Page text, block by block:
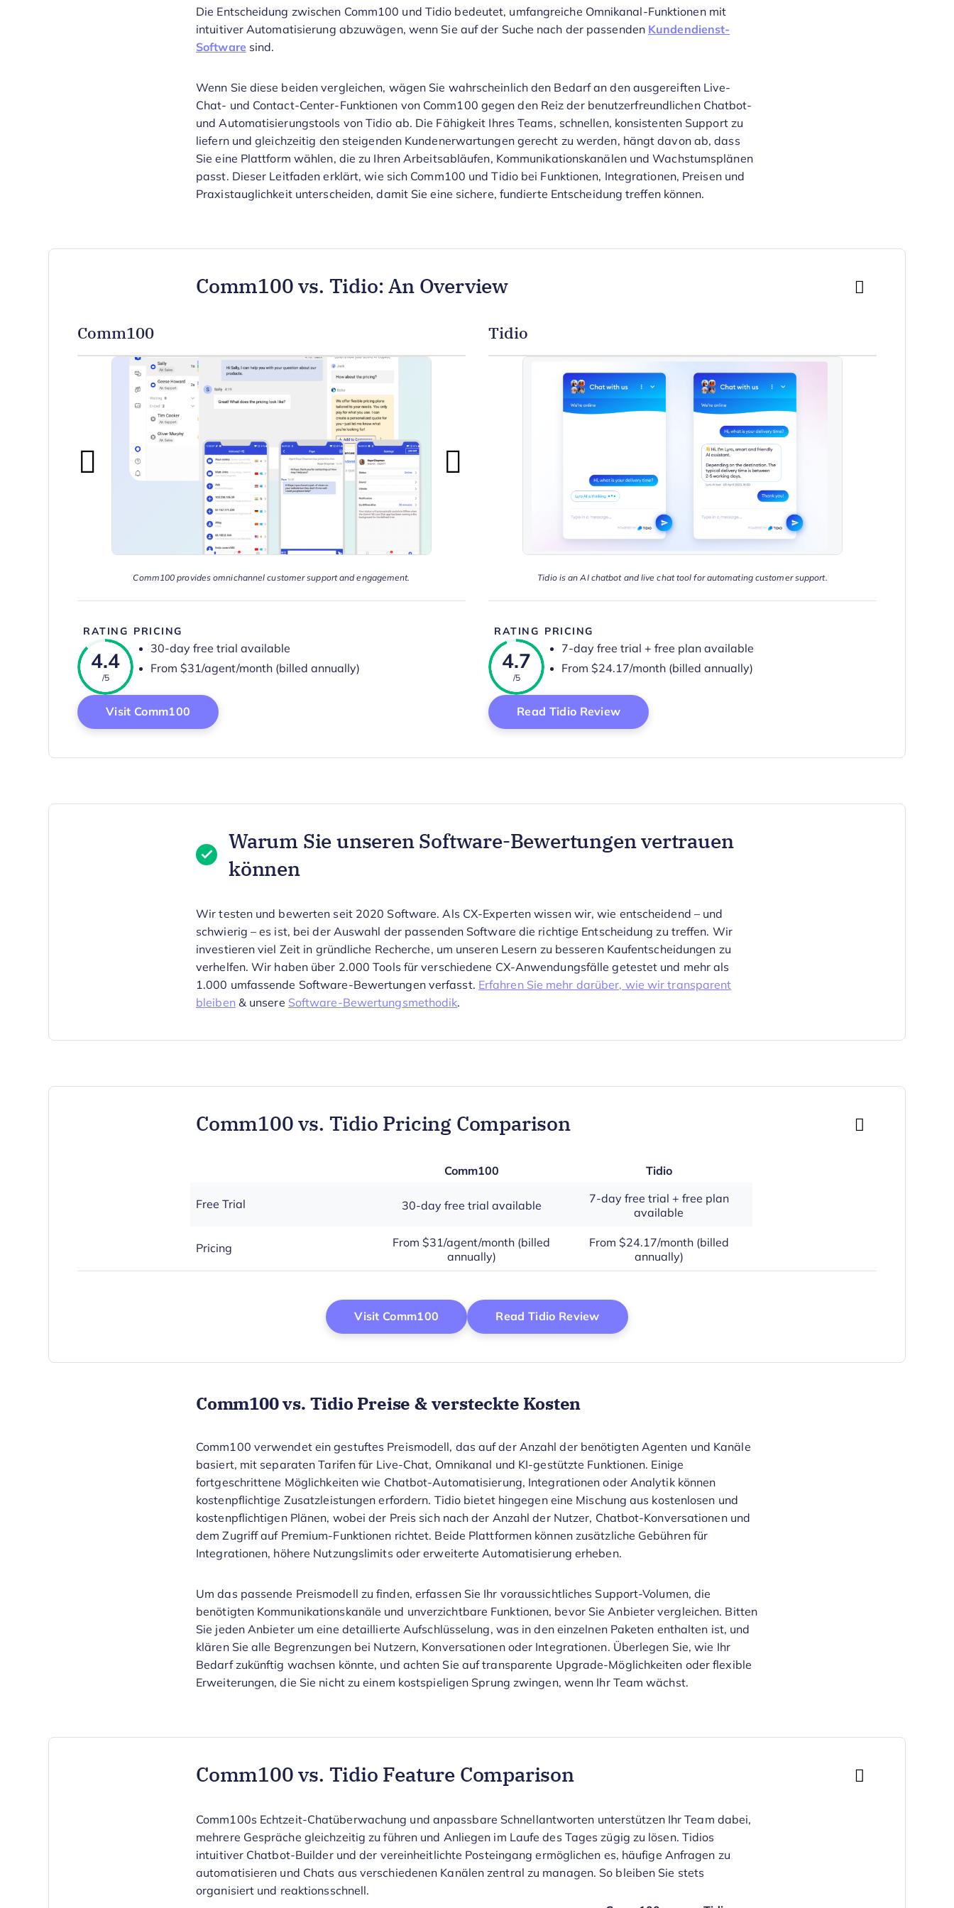
Die Entscheidung zwischen Comm100 und Tidio bedeutet, umfangreiche Omnikanal-Funktionen mit
intuitiver Automatisierung abzuwägen, wenn Sie auf der Suche nach der passenden Kundendienst-
Software sind.
Wenn Sie diese beiden vergleichen, wägen Sie wahrscheinlich den Bedarf an den ausgereiften Live-
Chat- und Contact-Center-Funktionen von Comm100 gegen den Reiz der benutzerfreundlichen Chatbot-
und Automatisierungstools von Tidio ab. Die Fähigkeit Ihres Teams, schnellen, konsistenten Support zu
liefern und gleichzeitig den steigenden Kundenerwartungen gerecht zu werden, hängt davon ab, dass
Sie eine Plattform wählen, die zu Ihren Arbeitsabläufen, Kommunikationskanälen und Wachstumsplänen
passt. Dieser Leitfaden erklärt, wie sich Comm100 und Tidio bei Funktionen, Integrationen, Preisen und
Praxistauglichkeit unterscheiden, damit Sie eine sichere, fundierte Entscheidung treffen können.
Comm100 vs. Tidio: An Overview
Comm100
Comm100 provides omnichannel customer support and engagement.
RATING
4.4
/5
PRICING
30-day free trial available
From $31/agent/month (billed annually)
Visit Comm100 Opens New Window
Tidio
Tidio is an AI chatbot and live chat tool for automating customer support.
RATING
4.7
/5
PRICING
7-day free trial + free plan available
From $24.17/month (billed annually)
Read Tidio ReviewOpens New Window
Warum Sie unseren Software-Bewertungen vertrauen
können
Wir testen und bewerten seit 2020 Software. Als CX-Experten wissen wir, wie entscheidend – und
schwierig – es ist, bei der Auswahl der passenden Software die richtige Entscheidung zu treffen. Wir
investieren viel Zeit in gründliche Recherche, um unseren Lesern zu besseren Kaufentscheidungen zu
verhelfen. Wir haben über 2.000 Tools für verschiedene CX-Anwendungsfälle getestet und mehr als
1.000 umfassende Software-Bewertungen verfasst. Erfahren Sie mehr darüber, wie wir transparent
bleiben & unsere Software-Bewertungsmethodik.
Comm100 vs. Tidio Pricing Comparison
Comm100 Tidio
Free Trial 30-day free trial available
7-day free trial + free plan
available
Pricing
From $31/agent/month (billed
annually)
From $24.17/month (billed
annually)
Visit Comm100 Opens New Window
Read Tidio ReviewOpens New Window
Comm100 vs. Tidio Preise & versteckte Kosten
Comm100 verwendet ein gestuftes Preismodell, das auf der Anzahl der benötigten Agenten und Kanäle
basiert, mit separaten Tarifen für Live-Chat, Omnikanal und KI-gestützte Funktionen. Einige
fortgeschrittene Möglichkeiten wie Chatbot-Automatisierung, Integrationen oder Analytik können
kostenpflichtige Zusatzleistungen erfordern. Tidio bietet hingegen eine Mischung aus kostenlosen und
kostenpflichtigen Plänen, wobei der Preis sich nach der Anzahl der Nutzer, Chatbot-Konversationen und
dem Zugriff auf Premium-Funktionen richtet. Beide Plattformen können zusätzliche Gebühren für
Integrationen, höhere Nutzungslimits oder erweiterte Automatisierung erheben.
Um das passende Preismodell zu finden, erfassen Sie Ihr voraussichtliches Support-Volumen, die
benötigten Kommunikationskanäle und unverzichtbare Funktionen, bevor Sie Anbieter vergleichen. Bitten
Sie jeden Anbieter um eine detaillierte Aufschlüsselung, was in den einzelnen Paketen enthalten ist, und
klären Sie alle Begrenzungen bei Nutzern, Konversationen oder Integrationen. Überlegen Sie, wie Ihr
Bedarf zukünftig wachsen könnte, und achten Sie auf transparente Upgrade-Möglichkeiten oder flexible
Erweiterungen, die Sie nicht zu einem kostspieligen Sprung zwingen, wenn Ihr Team wächst.
Comm100 vs. Tidio Feature Comparison
Comm100s Echtzeit-Chatüberwachung und anpassbare Schnellantworten unterstützen Ihr Team dabei,
mehrere Gespräche gleichzeitig zu führen und Anliegen im Laufe des Tages zügig zu lösen. Tidios
intuitiver Chatbot-Builder und der vereinheitlichte Posteingang ermöglichen es, häufige Anfragen zu
automatisieren und Chats aus verschiedenen Kanälen zentral zu managen. So bleiben Sie stets
organisiert und reaktionsschnell.